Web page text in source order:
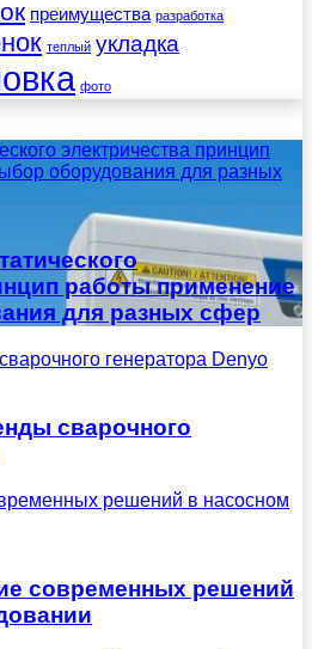
преимущества разработка
теплый укладка
фото
электричества принцип
оборудования для разных
работы применение
для разных сфер
генератора Denyo
сварочного
решений в насосном
современных решений